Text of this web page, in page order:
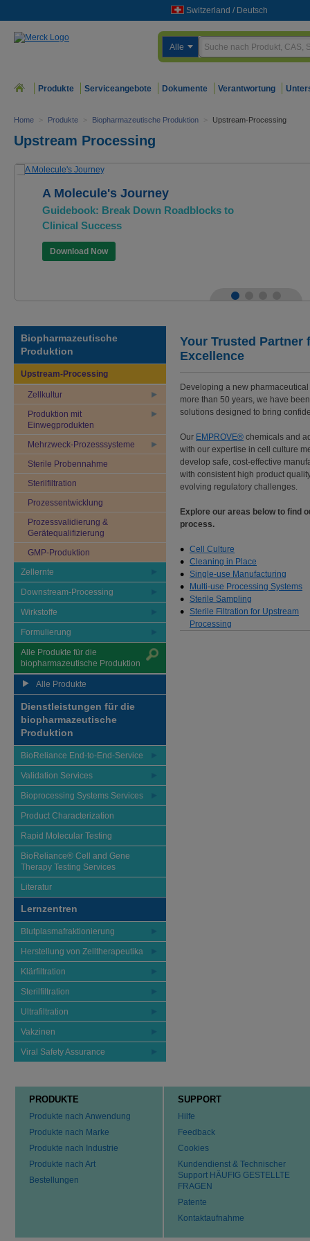
Switzerland / Deutsch
Alle
Produkte Serviceangebote Dokumente Verantwortung
Home > Produkte > Biopharmazeutische Produktion > Upstream-Processing
Upstream Processing
A Molecule's Journey
Guidebook: Break Down Roadblocks to
Clinical Success
Download Now
Biopharmazeutische
Produktion
Upstream-Processing
Zellkultur
Produktion mit
Einwegprodukten
Mehrzweck-Prozesssysteme
Sterile Probennahme
Sterilfiltration
Prozessentwicklung
Prozessvalidierung &
Gerätequalifizierung
GMP-Produktion
Zellernte
Downstream-Processing
Wirkstoffe
Formulierung
Alle Produkte für die
biopharmazeutische Produktion
Alle Produkte
Dienstleistungen für die
biopharmazeutische
Produktion
BioReliance End-to-End-Service
Validation Services
Bioprocessing Systems Services
Product Characterization
Rapid Molecular Testing
BioReliance® Cell and Gene
Therapy Testing Services
Literatur
Lernzentren
Blutplasmafraktionierung
Herstellung von Zelltherapeutika
Klärfiltration
Sterilfiltration
Ultrafiltration
Vakzinen
Viral Safety Assurance
Your Trusted Partner
Excellence
Developing a new
more than 50 years, we have
solutions designed to bring
Our EMPROVE® chemicals and
with our expertise in cell culture
develop safe, cost-effective
with consistent high product
evolving regulatory challenges.
Explore our areas below to find
process.
Cell Culture
Cleaning in Place
Single-use Manufacturing
Multi-use Processing Systems
Sterile Sampling
Sterile Filtration for Upstream
Processing
PRODUKTE
Produkte nach Anwendung
Produkte nach Marke
Produkte nach Industrie
Produkte nach Art
Bestellungen
SUPPORT
Hilfe
Feedback
Cookies
Kundendienst & Technischer
Support HÄUFIG GESTELLTE
FRAGEN
Patente
Kontaktaufnahme